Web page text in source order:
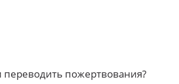
пожертвования?